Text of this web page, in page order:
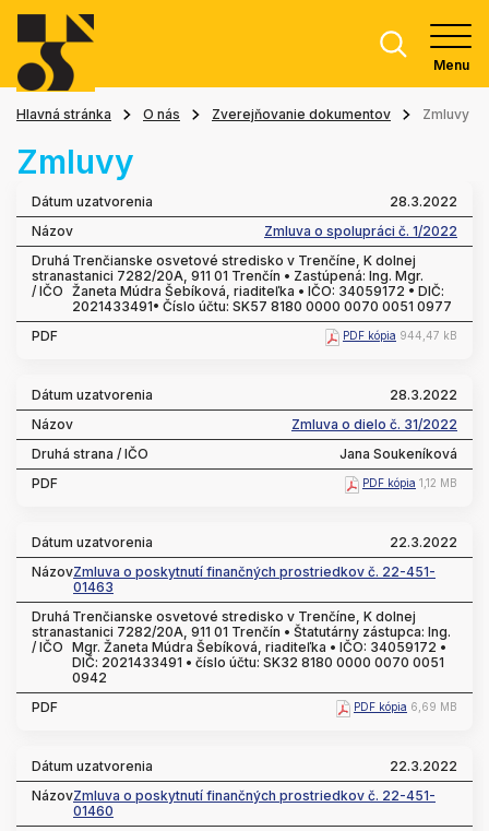
Menu
Hlavná stránka O nás Zverejňovanie dokumentov Zmluvy
Zmluvy
28.3.2022
Zmluva o spolupráci č. 1/2022
Trenčianske osvetové stredisko v Trenčíne, K dolnej
stanici 7282/20A, 911 01 Trenčín • Zastúpená: Ing. Mgr.
Žaneta Múdra Šebíková, riaditeľka • IČO: 34059172 • DIČ:
2021433491• Číslo účtu: SK57 8180 0000 0070 0051 0977
PDF kópia 944,47 kB
28.3.2022
Zmluva o dielo č. 31/2022
Jana Soukeníková
PDF kópia 1,12 MB
22.3.2022
Zmluva o poskytnutí finančných prostriedkov č. 22-451-
01463
Trenčianske osvetové stredisko v Trenčíne, K dolnej
stanici 7282/20A, 911 01 Trenčín • Štatutárny zástupca: Ing.
Mgr. Žaneta Múdra Šebíková, riaditeľka • IČO: 34059172 •
DIČ: 2021433491 • číslo účtu: SK32 8180 0000 0070 0051
0942
PDF kópia 6,69 MB
22.3.2022
Zmluva o poskytnutí finančných prostriedkov č. 22-451-
01460